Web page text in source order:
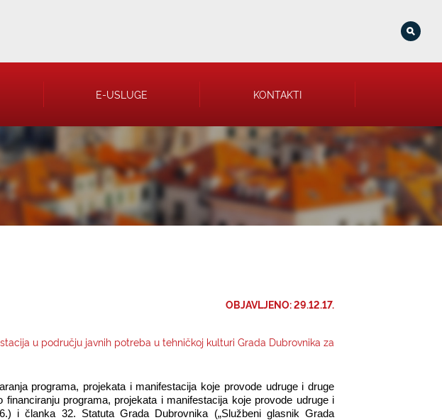
E-USLUGE KONTAKTI
OBJAVLJENO: 29.12.17.
u području javnih potreba u tehničkoj kulturi Grada Dubrovnika za
programa, projekata i manifestacija koje provode udruge i druge
programa, projekata i manifestacija koje provode udruge i
i članka 32. Statuta Grada Dubrovnika („Službeni glasnik Grada